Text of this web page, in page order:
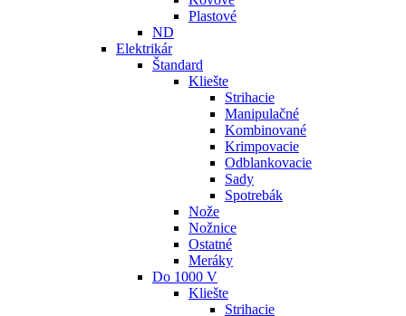
Plastové
ND
Elektrikár
Štandard
Kliešte
Strihacie
Manipulačné
Kombinované
Krimpovacie
Odblankovacie
Sady
Spotrebák
Nože
Nožnice
Ostatné
Meráky
Do 1000 V
Kliešte
Strihacie